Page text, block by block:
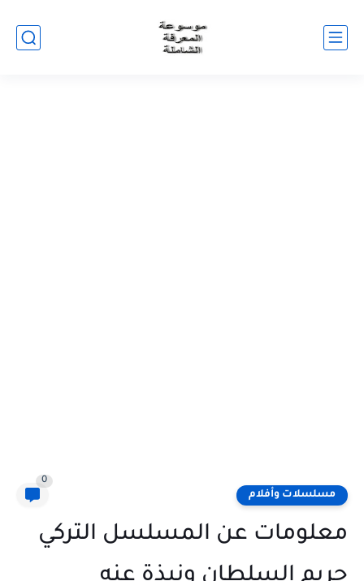
مسلسلات وأفلام
0
معلومات عن المسلسل التركي